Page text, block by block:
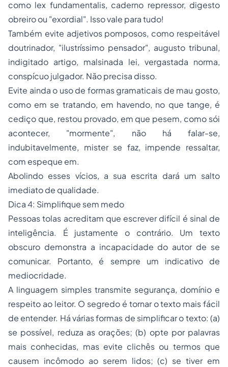
como lex fundamentalis, caderno repressor, digesto
obreiro ou "exordial". Isso vale para tudo!
Também evite adjetivos pomposos, como respeitável
doutrinador, "ilustríssimo pensador", augusto tribunal,
indigitado artigo, malsinada lei, vergastada norma,
conspícuo julgador. Não precisa disso.
Evite ainda o uso de formas gramaticais de mau gosto,
como em se tratando, em havendo, no que tange, é
cediço que, restou provado, em que pesem, como sói
acontecer, "mormente", não há falar-se,
indubitavelmente, mister se faz, impende ressaltar,
com espeque em.
Abolindo esses vícios, a sua escrita dará um salto
imediato de qualidade.
Dica 4: Simplifique sem medo
Pessoas tolas acreditam que escrever difícil é sinal de
inteligência. É justamente o contrário. Um texto
obscuro demonstra a incapacidade do autor de se
comunicar. Portanto, é sempre um indicativo de
mediocridade.
A linguagem simples transmite segurança, domínio e
respeito ao leitor. O segredo é tornar o texto mais fácil
de entender. Há várias formas de simplificar o texto: (a)
se possível, reduza as orações; (b) opte por palavras
mais conhecidas, mas evite clichês ou termos que
causem incômodo ao serem lidos; (c) se tiver em